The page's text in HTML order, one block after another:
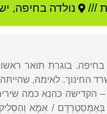
/// נולדה בחיפה,
בחיפה. בוגרת תואר
החינוך. לאימהּ,
הקדישה כהנא כמה